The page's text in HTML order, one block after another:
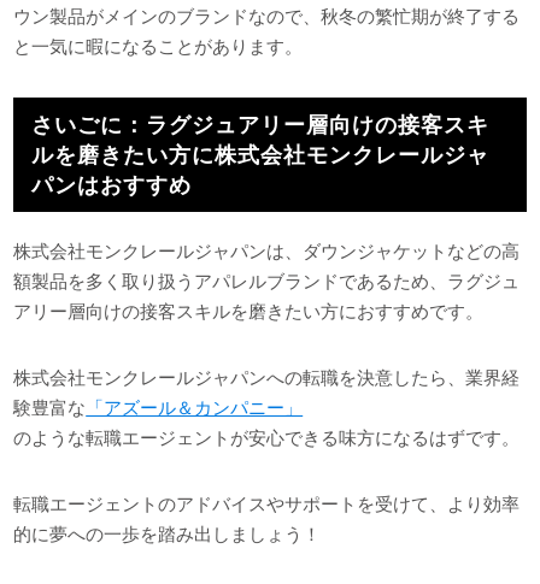
ウン製品がメインのブランドなので、秋冬の繁忙期が終了する
と一気に暇になることがあります。
さいごに：ラグジュアリー層向けの接客スキ
ルを磨きたい方に株式会社モンクレールジャ
パンはおすすめ
株式会社モンクレールジャパンは、ダウンジャケットなどの高
額製品を多く取り扱うアパレルブランドであるため、ラグジュ
アリー層向けの接客スキルを磨きたい方におすすめです。
株式会社モンクレールジャパンへの転職を決意したら、業界経
験豊富な 「アズール＆カンパニー」
のような転職エージェントが安心できる味方になるはずです。
転職エージェントのアドバイスやサポートを受けて、より効率
的に夢への一歩を踏み出しましょう！